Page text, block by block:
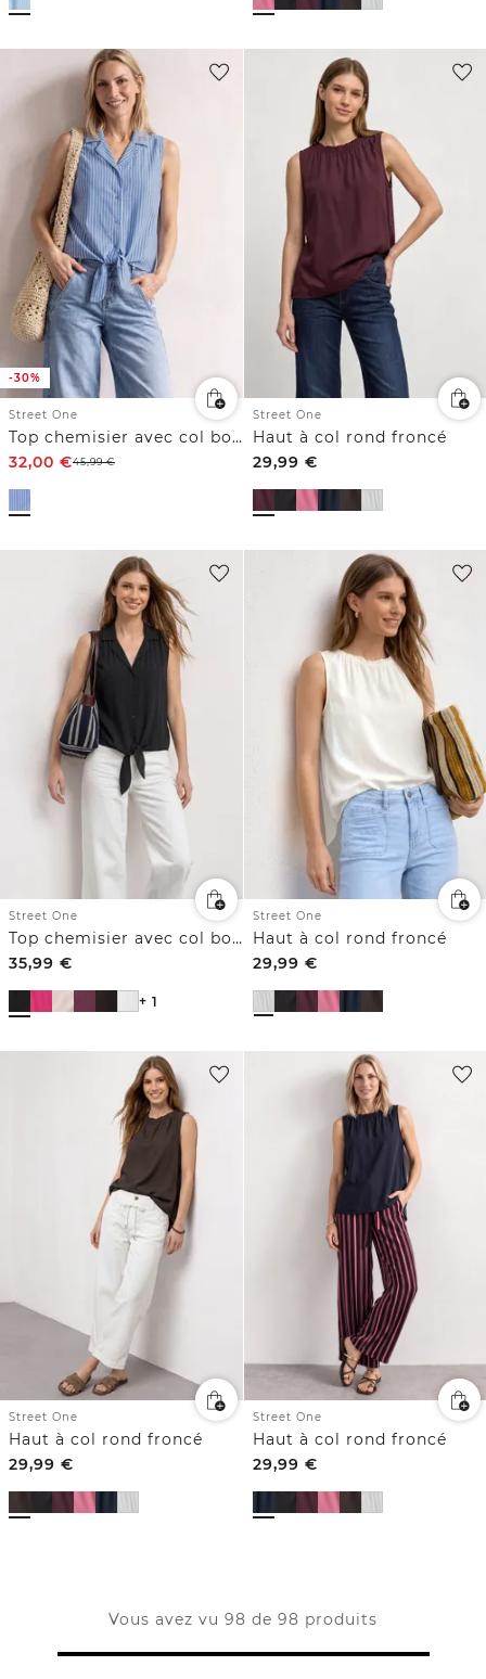
-30%
Street One
Top chemisier avec col bowling et nœuds
32,00 €45,99€
Street One
Haut à col rond froncé
29,99 €
Street One
Top chemisier avec col bowling et nœuds
35,99 €
+ 1
Street One
Haut à col rond froncé
29,99 €
Street One
Haut à col rond froncé
29,99 €
Street One
Haut à col rond froncé
29,99 €
Vous avez vu 98 de 98 produits